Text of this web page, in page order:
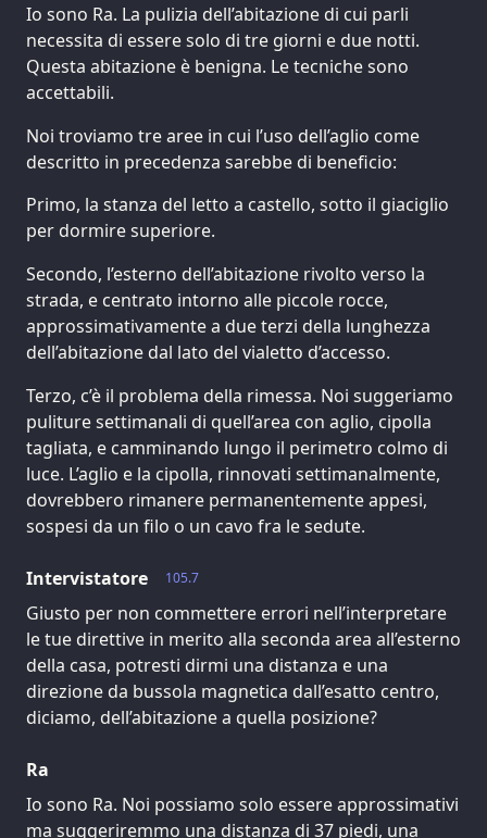
Io sono Ra. La pulizia dell’abitazione di cui parli
necessita di essere solo di tre giorni e due notti.
Questa abitazione è benigna. Le tecniche sono
accettabili.
Noi troviamo tre aree in cui l’uso dell’aglio come
descritto in precedenza sarebbe di beneficio:
Primo, la stanza del letto a castello, sotto il giaciglio
per dormire superiore.
Secondo, l’esterno dell’abitazione rivolto verso la
strada, e centrato intorno alle piccole rocce,
approssimativamente a due terzi della lunghezza
dell’abitazione dal lato del vialetto d’accesso.
Terzo, c’è il problema della rimessa. Noi suggeriamo
puliture settimanali di quell’area con aglio, cipolla
tagliata, e camminando lungo il perimetro colmo di
luce. L’aglio e la cipolla, rinnovati settimanalmente,
dovrebbero rimanere permanentemente appesi,
sospesi da un filo o un cavo fra le sedute.
105.7
Intervistatore
Giusto per non commettere errori nell’interpretare
le tue direttive in merito alla seconda area all’esterno
della casa, potresti dirmi una distanza e una
direzione da bussola magnetica dall’esatto centro,
diciamo, dell’abitazione a quella posizione?
Ra
Io sono Ra. Noi possiamo solo essere approssimativi
ma suggeriremmo una distanza di 37 piedi, una